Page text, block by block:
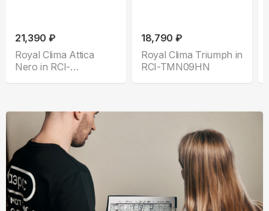
21,390 ₽
Royal Clima Attica
Nero in RCI-
18,790 ₽
Royal Clima Triumph in
RCI-TMN09HN